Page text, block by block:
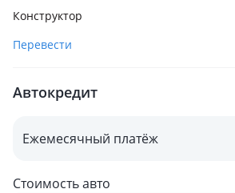
Конструктор
Перевести
Автокредит
Ежемесячный платёж
Стоимость авто